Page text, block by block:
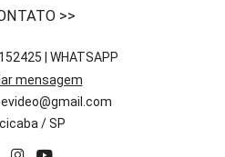
>>
| WHATSAPP
mensagem
/ SP